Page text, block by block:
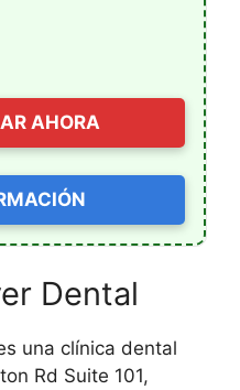
AHORA
Dental
una clínica dental
Rd Suite 101,